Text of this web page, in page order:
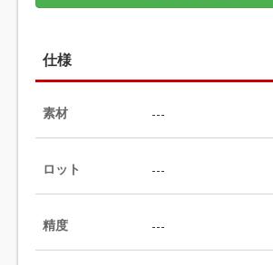
仕様
素材 ---
ロット ---
精度 ---